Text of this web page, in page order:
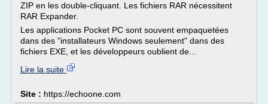
ZIP en les double-cliquant. Les fichiers RAR nécessitent
RAR Expander.
Les applications Pocket PC sont souvent empaquetées
dans des "installateurs Windows seulement" dans des
fichiers EXE, et les développeurs oublient de...
Lire la suite
Site : https://echoone.com